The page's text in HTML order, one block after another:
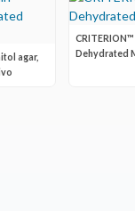
agar,
CRITERION™
Dehydrated